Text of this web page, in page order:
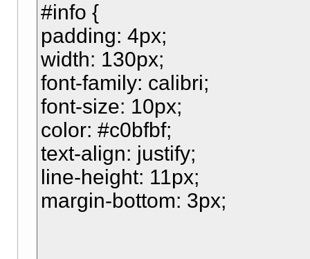
#info {
padding: 4px;
width: 130px;
font-family: calibri;
font-size: 10px;
color: #c0bfbf;
text-align: justify;
line-height: 11px;
margin-bottom: 3px;